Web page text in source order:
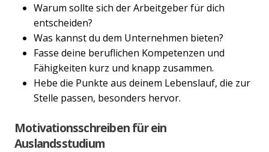
Warum sollte sich der Arbeitgeber für dich
entscheiden?
Was kannst du dem Unternehmen bieten?
Fasse deine beruflichen Kompetenzen und
Fähigkeiten kurz und knapp zusammen.
Hebe die Punkte aus deinem Lebenslauf, die zur
Stelle passen, besonders hervor.
Motivationsschreiben für ein
Auslandsstudium